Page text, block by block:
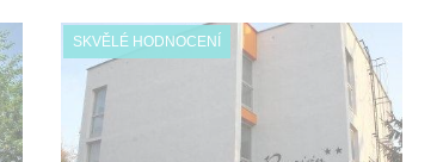
SKVĚLÉ HODNOCENÍ